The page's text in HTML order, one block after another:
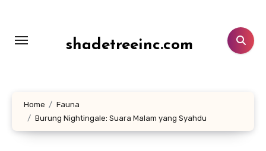
konten
shadetreeinc.com
Home
Fauna
Burung Nightingale: Suara Malam yang Syahdu